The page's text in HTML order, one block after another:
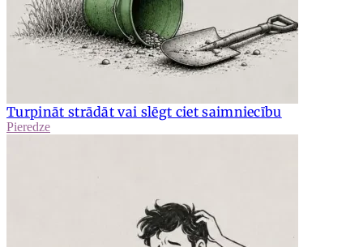
Turpināt strādāt vai slēgt ciet saimniecību
Pieredze